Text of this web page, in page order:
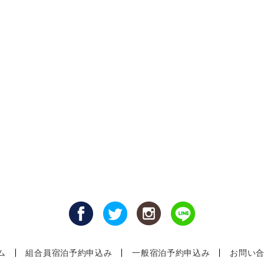
組合員宿泊予約申込み 一般宿泊予約申込み お問い